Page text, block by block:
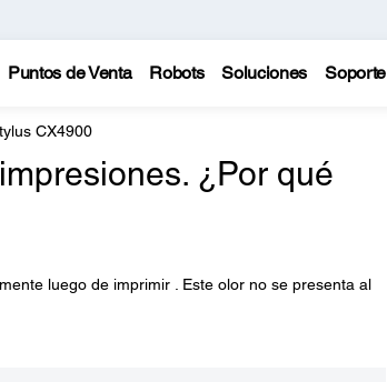
Puntos de Venta Robots Soluciones Soporte
CX4900
¿Por qué
luego de imprimir . Este olor no se presenta al